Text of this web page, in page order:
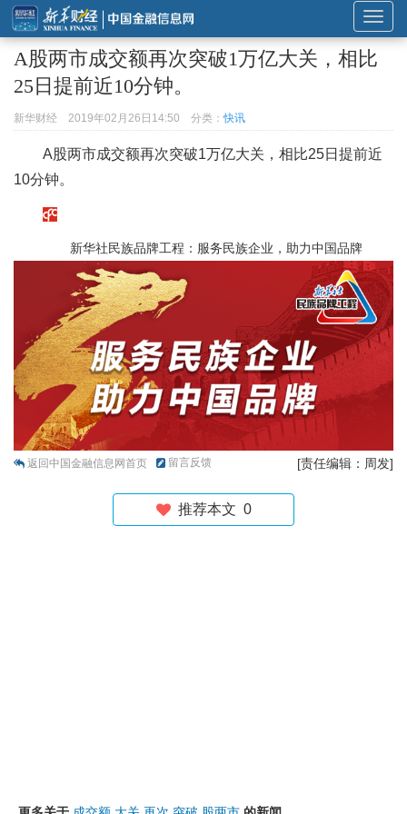
展
开
或
导
航
A股两市成交额再次突破1万亿大关，相比
25日提前近10分钟。
新华财经 2019年02月26日14:50 分类：快讯
A股两市成交额再次突破1万亿大关，相比25日提前近
10分钟。
新华社民族品牌工程：服务民族企业，助力中国品牌
返回中国金融信息网首页 留言反馈 [责任编辑：周发]
推荐本文 0